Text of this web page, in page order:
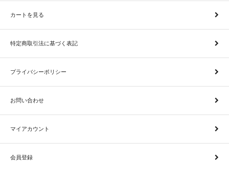
カートを見る
特定商取引法に基づく表記
プライバシーポリシー
お問い合わせ
マイアカウント
会員登録